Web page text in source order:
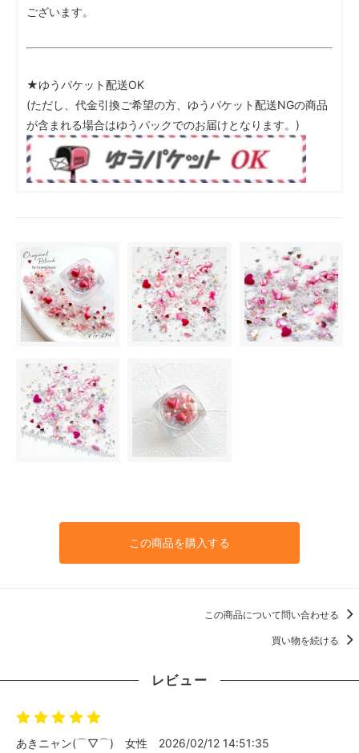
ございます。
★ゆうパケット配送OK
(ただし、代金引換ご希望の方、ゆうパケット配送NGの商品
が含まれる場合はゆうパックでのお届けとなります。)
この商品を購入する
この商品について問い合わせる
買い物を続ける
レビュー
あきニャン(⌒▽⌒) 女性 2026/02/12 14:51:35